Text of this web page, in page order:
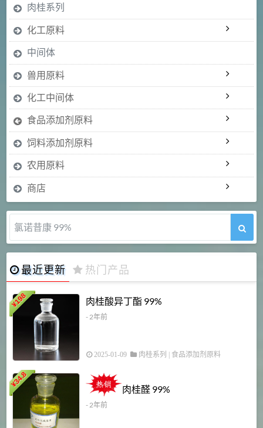
肉桂系列
化工原料
中间体
兽用原料
化工中间体
食品添加剂原料
饲料添加剂原料
农用原料
商店
氯诺昔康 99%
最近更新 热门产品
¥
198 肉桂酸异丁酯 99%
- 2年前
2025-01-09 肉桂系列 食品添加剂原料
¥
34.8
肉桂醛 99%
- 2年前